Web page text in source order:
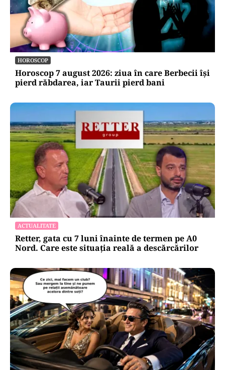
HOROSCOP
Horoscop 7 august 2026: ziua în care Berbecii își
pierd răbdarea, iar Taurii pierd bani
ACTUALITATE
Retter, gata cu 7 luni înainte de termen pe A0
Nord. Care este situația reală a descărcărilor